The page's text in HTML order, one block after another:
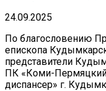
24.09.2025
По благословению
епископа
представители
ПК «Коми-Пермяцкий
диспансер» г.